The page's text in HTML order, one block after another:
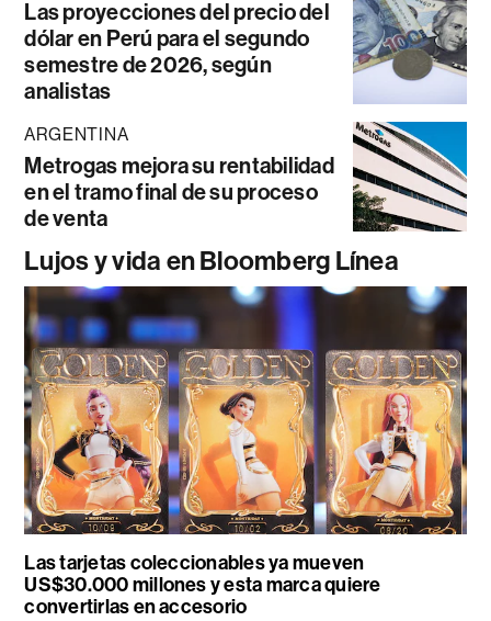
Las proyecciones del precio del
dólar en Perú para el segundo
semestre de 2026, según
analistas
ARGENTINA
Metrogas mejora su rentabilidad
en el tramo final de su proceso
de venta
Lujos y vida en Bloomberg Línea
Las tarjetas coleccionables ya mueven
US$30.000 millones y esta marca quiere
convertirlas en accesorio